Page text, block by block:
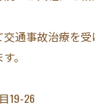
通事故治療を
。
19-26